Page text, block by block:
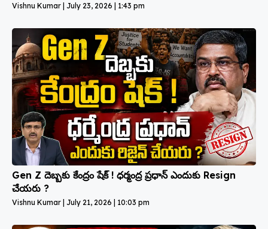
Vishnu Kumar July 23, 2026 1:43 pm
Gen Z దెబ్బకు కేంద్రం షేక్ ! ధర్మంద్ర ప్రధాన్ ఎందుకు Resign
చేయరు ?
Vishnu Kumar July 21, 2026 10:03 pm